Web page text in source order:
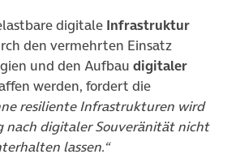
digitale Infrastruktur
den vermehrten Einsatz
und den Aufbau digitaler
werden, fordert die
resiliente Infrastrukturen wird
nach digitaler Souveränität nicht
lassen.“